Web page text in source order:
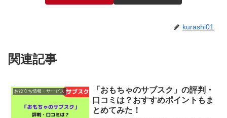
kurashi01
関連記事
お役立ち情報・サービス
「おもちゃのサブスク」の評判・
口コミは？おすすめポイントもま
とめてみた！